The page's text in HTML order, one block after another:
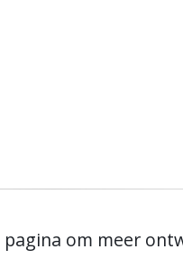
pagina om meer